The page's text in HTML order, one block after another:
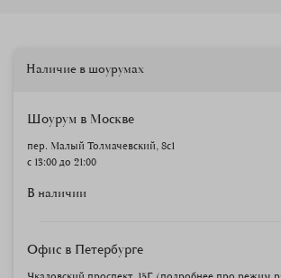
Наличие в шоурумах
Шоурум в Москве
пер. Малый Толмачевский, 8с1
с 13:00 до 21:00
В наличии
Офис в Петербурге